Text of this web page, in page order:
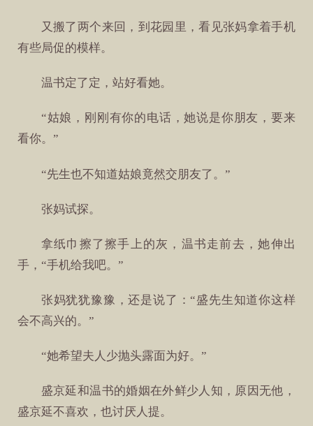
又搬了两个来回，到花园里，看见张妈拿着手机
有些局促的模样。
温书定了定，站好看她。
“姑娘，刚刚有你的电话，她说是你朋友，要来
看你。”
“先生也不知道姑娘竟然交朋友了。”
张妈试探。
拿纸巾擦了擦手上的灰，温书走前去，她伸出
手，“手机给我吧。”
张妈犹犹豫豫，还是说了：“盛先生知道你这样
会不高兴的。”
“她希望夫人少抛头露面为好。”
盛京延和温书的婚姻在外鲜少人知，原因无他，
盛京延不喜欢，也讨厌人提。